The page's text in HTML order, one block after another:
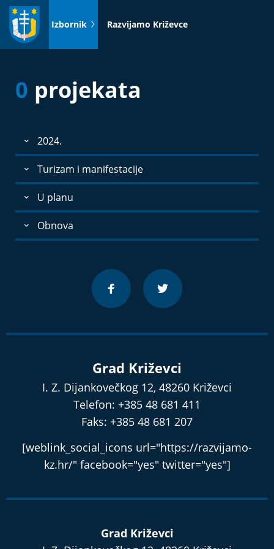
Idi
sadržaj
Izbornik Razvijamo Križevce
0 projekata
2024.
Turizam i manifestacije
U planu
Obnova
Grad Križevci
I. Z. Dijankovečkog 12, 48260 Križevci
Telefon: +385 48 681 411
Faks: +385 48 681 207
[weblink_social_icons url="https://razvijamo-
kz.hr/" facebook="yes" twitter="yes"]
Grad Križevci